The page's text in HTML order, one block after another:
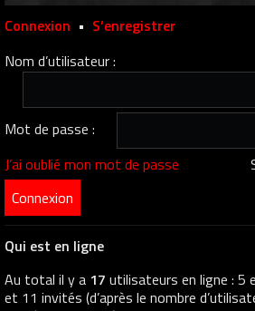
Connexion • S’enregistrer
Nom d’utilisateur :
Mot de passe :
J’ai oublié mon mot de passe
Qui est en ligne
Au total il y a 17 utilisateurs en ligne : 5
et 11 invités (d’après le nombre